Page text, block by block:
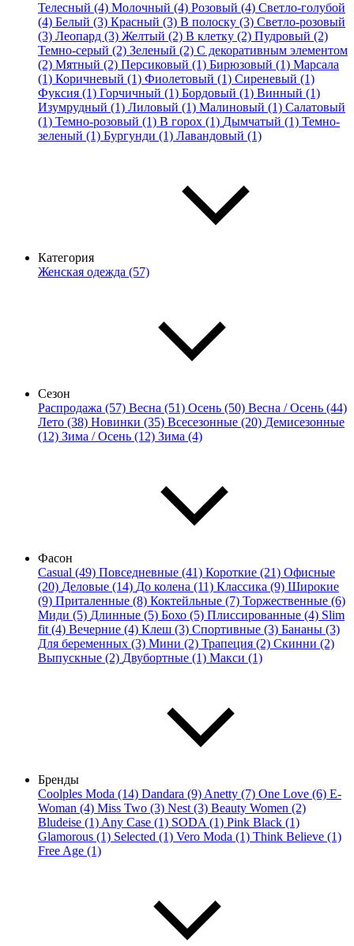
Телесный (4) Молочный (4) Розовый (4) Светло-голубой
(4) Белый (3) Красный (3) В полоску (3) Светло-розовый
(3) Леопард (3) Желтый (2) В клетку (2) Пудровый (2)
Темно-серый (2) Зеленый (2) С декоративным элементом
(2) Мятный (2) Персиковый (1) Бирюзовый (1) Марсала
(1) Коричневый (1) Фиолетовый (1) Сиреневый (1)
Фуксия (1) Горчичный (1) Бордовый (1) Винный (1)
Изумрудный (1) Лиловый (1) Малиновый (1) Салатовый
(1) Темно-розовый (1) В горох (1) Дымчатый (1) Темно-
зеленый (1) Бургунди (1) Лавандовый (1)
Категория
Женская одежда (57)
Сезон
Распродажа (57) Весна (51) Осень (50) Весна / Осень (44)
Лето (38) Новинки (35) Всесезонные (20) Демисезонные
(12) Зима / Осень (12) Зима (4)
Фасон
Casual (49) Повседневные (41) Короткие (21) Офисные
(20) Деловые (14) До колена (11) Классика (9) Широкие
(9) Приталенные (8) Коктейльные (7) Торжественные (6)
Миди (5) Длинные (5) Бохо (5) Плиссированные (4) Slim
fit (4) Вечерние (4) Клеш (3) Спортивные (3) Бананы (3)
Для беременных (3) Мини (2) Трапеция (2) Скинни (2)
Выпускные (2) Двубортные (1) Макси (1)
Бренды
Coolples Moda (14) Dandara (9) Anetty (7) One Love (6) E-
Woman (4) Miss Two (3) Nest (3) Beauty Women (2)
Bludeise (1) Any Case (1) SODA (1) Pink Black (1)
Glamorous (1) Selected (1) Vero Moda (1) Think Believe (1)
Free Age (1)